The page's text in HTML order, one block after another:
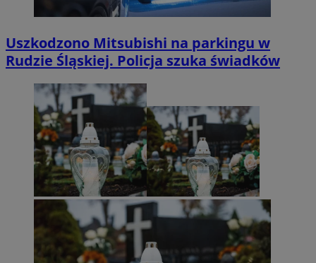
Uszkodzono Mitsubishi na parkingu w
Rudzie Śląskiej. Policja szuka świadków